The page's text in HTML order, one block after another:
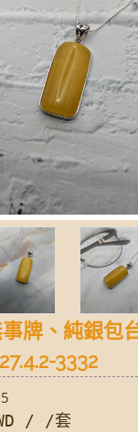
牌、純銀包
3332
/ /套